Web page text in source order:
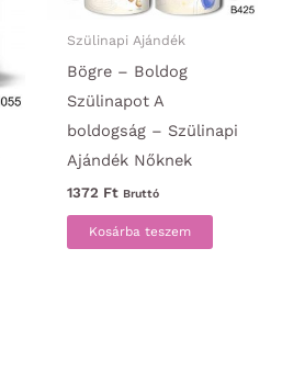
Szülinapi Ajándék
Bögre – Boldog
Szülinapot A
boldogság – Szülinapi
Ajándék Nőknek
1372 Ft Bruttó
Kosárba teszem